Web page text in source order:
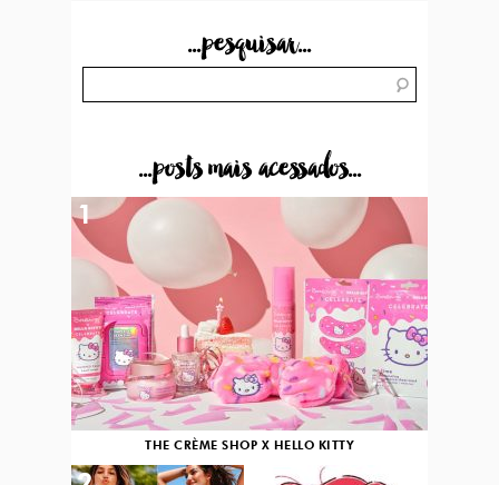
...pesquisar...
...posts mais acessados...
THE CRÈME SHOP X HELLO KITTY
1